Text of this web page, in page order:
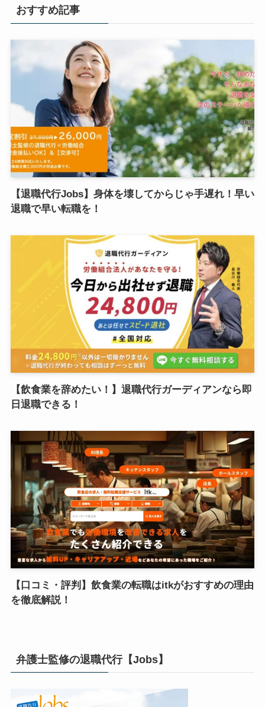
おすすめ記事
【退職代行Jobs】身体を壊してからじゃ手遅れ！早い
退職で早い転職を！
【飲食業を辞めたい！】退職代行ガーディアンなら即
日退職できる！
【口コミ・評判】飲食業の転職はitkがおすすめの理由
を徹底解説！
弁護士監修の退職代行【Jobs】